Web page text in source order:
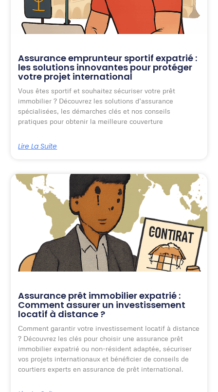
Assurance emprunteur sportif expatrié :
les solutions innovantes pour protéger
votre projet international
Vous êtes sportif et souhaitez sécuriser votre prêt
immobilier ? Découvrez les solutions d’assurance
spécialisées, les démarches clés et nos conseils
pratiques pour obtenir la meilleure couverture
Lire La Suite
Assurance prêt immobilier expatrié :
Comment assurer un investissement
locatif à distance ?
Comment garantir votre investissement locatif à distance
? Découvrez les clés pour choisir une assurance prêt
immobilier expatrié ou non-résident adaptée, sécuriser
vos projets internationaux et bénéficier de conseils de
courtiers experts en assurance de prêt international.